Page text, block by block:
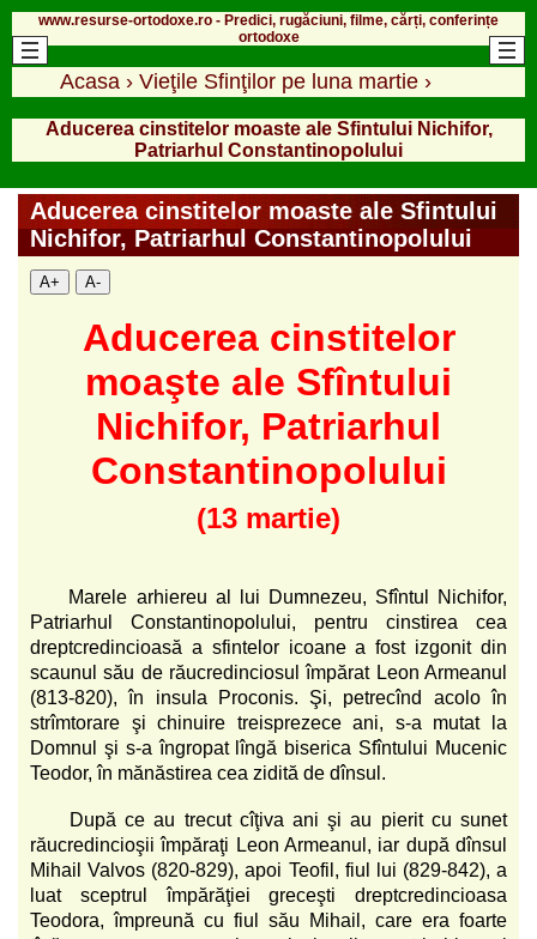
www.resurse-ortodoxe.ro - Predici, rugăciuni, filme, cărți, conferințe
ortodoxe
Acasa › Vieţile Sfinţilor pe luna martie ›
Aducerea cinstitelor moaste ale Sfintului Nichifor,
Patriarhul Constantinopolului
Aducerea cinstitelor moaste ale Sfintului
Nichifor, Patriarhul Constantinopolului
A+ A-
Aducerea cinstitelor
moaşte ale Sfîntului
Nichifor, Patriarhul
Constantinopolului
(13 martie)
Marele arhiereu al lui Dumnezeu, Sfîntul Nichifor,
Patriarhul Constantinopolului, pentru cinstirea cea
dreptcredincioasă a sfintelor icoane a fost izgonit din
scaunul său de răucredinciosul împărat Leon Armeanul
(813-820), în insula Proconis. Şi, petrecînd acolo în
strîmtorare şi chinuire treisprezece ani, s-a mutat la
Domnul şi s-a îngropat lîngă biserica Sfîntului Mucenic
Teodor, în mănăstirea cea zidită de dînsul.
După ce au trecut cîţiva ani şi au pierit cu sunet
răucredincioşii împăraţi Leon Armeanul, iar după dînsul
Mihail Valvos (820-829), apoi Teofil, fiul lui (829-842), a
luat sceptrul împărăţiei greceşti dreptcredincioasa
Teodora, împreună cu fiul său Mihail, care era foarte